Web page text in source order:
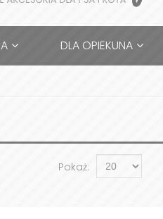
DLA OPIEKUNA
Pokaż: